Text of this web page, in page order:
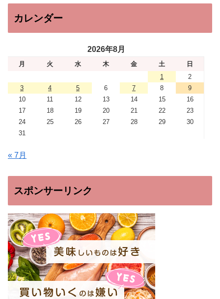
カレンダー
2026年8月
月 火 水 木 金 土
日
1
2
3
4 5 6 7 8
9
10
11 12 13 14 15
16
17
18 19 20 21 22
23
24
25 26 27 28 29
30
31
« 7月
スポンサーリンク